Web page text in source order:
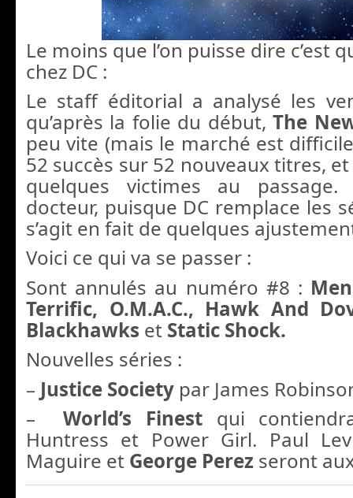
Le moins que l’on puisse dire c’est
chez DC :
Le staff éditorial a analysé les
qu’après la folie du début,The
peu vite (mais le marché est
52 succès sur 52 nouveaux titres,
quelques victimes au
docteur, puisque DC remplace les
s’agit en fait de quelques
Voici ce qui va se passer :
Sont annulés au numéro #8 :
Terrific, O.M.A.C., Hawk And
Blackhawks et Static Shock.
Nouvelles séries :
– Justice Society par James
–World’s Finest qui
Huntress et Power Girl. Paul
Maguire et George Perez seront